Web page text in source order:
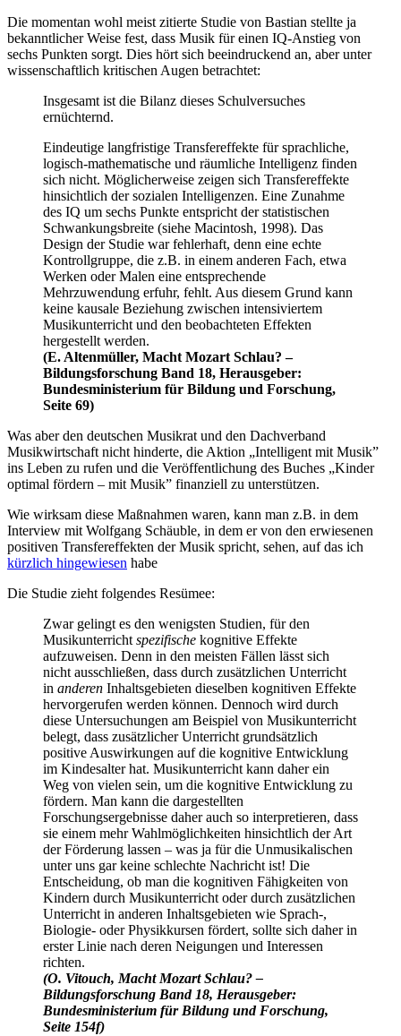
Die momentan wohl meist zitierte Studie von Bastian stellte ja
bekanntlicher Weise fest, dass Musik für einen IQ-Anstieg von
sechs Punkten sorgt. Dies hört sich beeindruckend an, aber unter
wissenschaftlich kritischen Augen betrachtet:
Insgesamt ist die Bilanz dieses Schulversuches
ernüchternd.
Eindeutige langfristige Transfereffekte für sprachliche,
logisch-mathematische und räumliche Intelligenz finden
sich nicht. Möglicherweise zeigen sich Transfereffekte
hinsichtlich der sozialen Intelligenzen. Eine Zunahme
des IQ um sechs Punkte entspricht der statistischen
Schwankungsbreite (siehe Macintosh, 1998). Das
Design der Studie war fehlerhaft, denn eine echte
Kontrollgruppe, die z.B. in einem anderen Fach, etwa
Werken oder Malen eine entsprechende
Mehrzuwendung erfuhr, fehlt. Aus diesem Grund kann
keine kausale Beziehung zwischen intensiviertem
Musikunterricht und den beobachteten Effekten
hergestellt werden.
(E. Altenmüller, Macht Mozart Schlau? –
Bildungsforschung Band 18, Herausgeber:
Bundesministerium für Bildung und Forschung,
Seite 69)
Was aber den deutschen Musikrat und den Dachverband
Musikwirtschaft nicht hinderte, die Aktion „Intelligent mit Musik”
ins Leben zu rufen und die Veröffentlichung des Buches „Kinder
optimal fördern – mit Musik” finanziell zu unterstützen.
Wie wirksam diese Maßnahmen waren, kann man z.B. in dem
Interview mit Wolfgang Schäuble, in dem er von den erwiesenen
positiven Transfereffekten der Musik spricht, sehen, auf das ich
kürzlich hingewiesen habe
Die Studie zieht folgendes Resümee:
Zwar gelingt es den wenigsten Studien, für den
Musikunterricht spezifische kognitive Effekte
aufzuweisen. Denn in den meisten Fällen lässt sich
nicht ausschließen, dass durch zusätzlichen Unterricht
in anderen Inhaltsgebieten dieselben kognitiven Effekte
hervorgerufen werden können. Dennoch wird durch
diese Untersuchungen am Beispiel von Musikunterricht
belegt, dass zusätzlicher Unterricht grundsätzlich
positive Auswirkungen auf die kognitive Entwicklung
im Kindesalter hat. Musikunterricht kann daher ein
Weg von vielen sein, um die kognitive Entwicklung zu
fördern. Man kann die dargestellten
Forschungsergebnisse daher auch so interpretieren, dass
sie einem mehr Wahlmöglichkeiten hinsichtlich der Art
der Förderung lassen – was ja für die Unmusikalischen
unter uns gar keine schlechte Nachricht ist! Die
Entscheidung, ob man die kognitiven Fähigkeiten von
Kindern durch Musikunterricht oder durch zusätzlichen
Unterricht in anderen Inhaltsgebieten wie Sprach-,
Biologie- oder Physikkursen fördert, sollte sich daher in
erster Linie nach deren Neigungen und Interessen
richten.
(O. Vitouch, Macht Mozart Schlau? –
Bildungsforschung Band 18, Herausgeber:
Bundesministerium für Bildung und Forschung,
Seite 154f)